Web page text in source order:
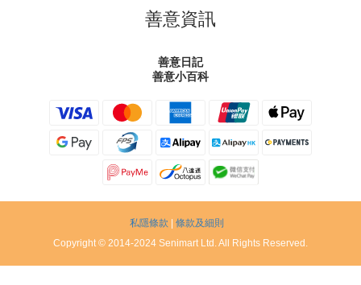
善意資訊
善意日記
善意小百科
私隱條款
條款及細則
Copyright © 2014-2024 Senimart Ltd. All Rights Reserved.